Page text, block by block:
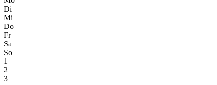
Di
Mi
Do
Fr
Sa
So
1
2
3